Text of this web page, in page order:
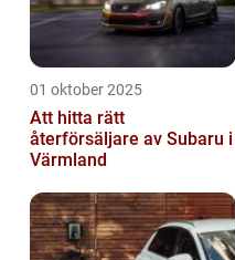
01 oktober 2025
Att hitta rätt
återförsäljare av Subaru i
Värmland